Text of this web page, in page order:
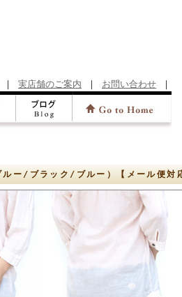
｜ 実店舗のご案内 ｜ お問い合わせ ｜
ー/ブラック/ブルー）【メール便対